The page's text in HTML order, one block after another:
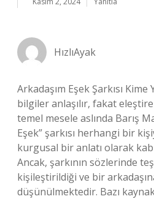
HızlıAyak
Arkadaşım Eşek Şarkısı Kime
bilgiler anlaşılır, fakat
temel mesele aslında Barış
Eşek” şarkısı herhangi bir
kurgusal bir anlatı olarak
Ancak, şarkının sözlerinde
kişileştirildiği ve bir
düşünülmektedir. Bazı